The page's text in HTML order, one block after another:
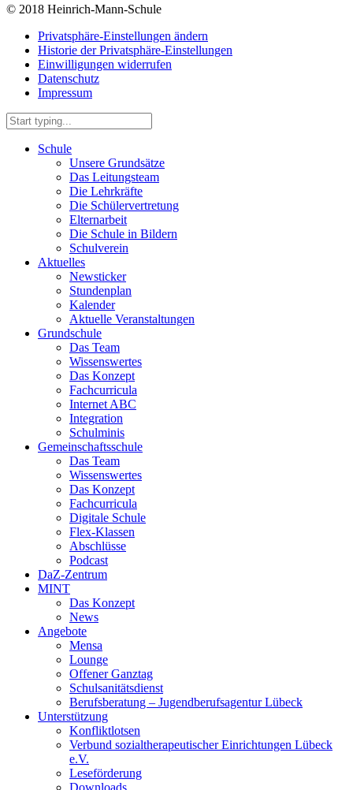
© 2018 Heinrich-Mann-Schule
Privatsphäre-Einstellungen ändern
Historie der Privatsphäre-Einstellungen
Einwilligungen widerrufen
Datenschutz
Impressum
Schule
Unsere Grundsätze
Das Leitungsteam
Die Lehrkräfte
Die Schülervertretung
Elternarbeit
Die Schule in Bildern
Schulverein
Aktuelles
Newsticker
Stundenplan
Kalender
Aktuelle Veranstaltungen
Grundschule
Das Team
Wissenswertes
Das Konzept
Fachcurricula
Internet ABC
Integration
Schulminis
Gemeinschaftsschule
Das Team
Wissenswertes
Das Konzept
Fachcurricula
Digitale Schule
Flex-Klassen
Abschlüsse
Podcast
DaZ-Zentrum
MINT
Das Konzept
News
Angebote
Mensa
Lounge
Offener Ganztag
Schulsanitätsdienst
Berufsberatung – Jugendberufsagentur Lübeck
Unterstützung
Konfliktlotsen
Verbund sozialtherapeutischer Einrichtungen Lübeck
e.V.
Leseförderung
Downloads